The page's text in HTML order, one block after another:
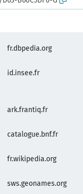
fr.dbpedia.org
id.insee.fr
ark.frantiq.fr
catalogue.bnf.fr
fr.wikipedia.org
sws.geonames.org